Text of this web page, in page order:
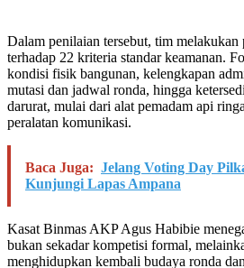
Dalam penilaian tersebut, tim melakukan
terhadap 22 kriteria standar keamanan.
kondisi fisik bangunan, kelengkapan
mutasi dan jadwal ronda, hingga
darurat, mulai dari alat pemadam api
peralatan komunikasi.
Baca Juga: Jelang Voting Day
Kunjungi Lapas Ampana
Kasat Binmas AKP Agus Habibie
bukan sekadar kompetisi formal,
menghidupkan kembali budaya ronda